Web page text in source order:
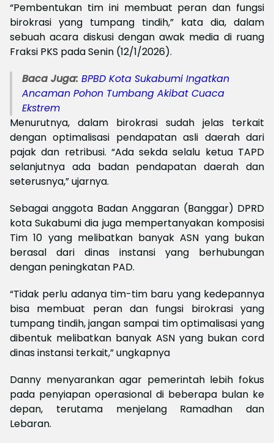
“Pembentukan tim ini membuat peran dan fungsi
birokrasi yang tumpang tindih,” kata dia, dalam
sebuah acara diskusi dengan awak media di ruang
Fraksi PKS pada Senin (12/1/2026).
Baca Juga: ‎BPBD Kota Sukabumi Ingatkan
Ancaman Pohon Tumbang Akibat Cuaca
Ekstrem
Menurutnya, dalam birokrasi sudah jelas terkait
dengan optimalisasi pendapatan asli daerah dari
pajak dan retribusi. “Ada sekda selalu ketua TAPD
selanjutnya ada badan pendapatan daerah dan
seterusnya,” ujarnya.
Sebagai anggota Badan Anggaran (Banggar) DPRD
kota Sukabumi dia juga mempertanyakan komposisi
Tim 10 yang melibatkan banyak ASN yang bukan
berasal dari dinas instansi yang berhubungan
dengan peningkatan PAD.
“Tidak perlu adanya tim-tim baru yang kedepannya
bisa membuat peran dan fungsi birokrasi yang
tumpang tindih, jangan sampai tim optimalisasi yang
dibentuk melibatkan banyak ASN yang bukan cord
dinas instansi terkait,” ungkapnya
Danny menyarankan agar pemerintah lebih fokus
pada penyiapan operasional di beberapa bulan ke
depan, terutama menjelang Ramadhan dan
Lebaran.